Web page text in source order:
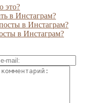
это?
в Инстаграм?
в Инстаграм?
в Инстаграм?